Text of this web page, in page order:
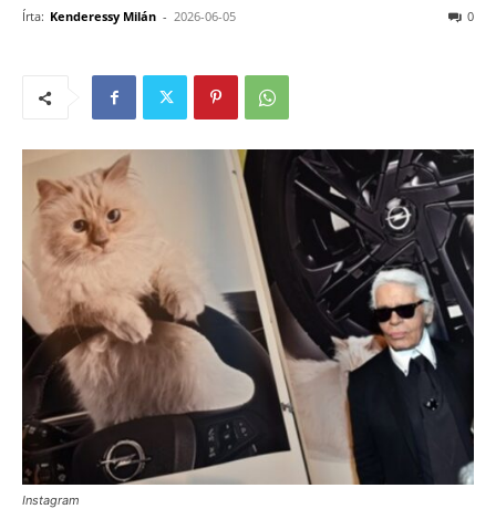
Írta: Kenderessy Milán - 2026-06-05 0
Instagram